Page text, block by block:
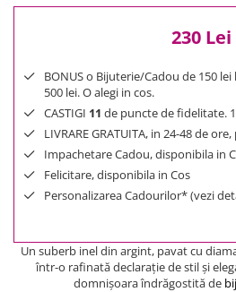
1000 Lei +
230 Lei
BONUS o Bijuterie/Cadou de 150
500 lei. O alegi in cos.
CASTIGI 11 de puncte de fidelitate.
LIVRARE GRATUITA, in 24-48 de
Impachetare Cadou, disponibila in
Felicitare, disponibila in Cos
Personalizarea Cadourilor* (vezi
Un suberb inel din argint, pavat cu
într-o rafinată declaraţie de stil şi
domnişoara îndrăgostită de